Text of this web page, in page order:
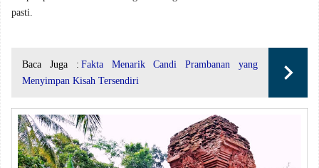
pasti.
Baca Juga : Fakta Menarik Candi Prambanan yang
Menyimpan Kisah Tersendiri